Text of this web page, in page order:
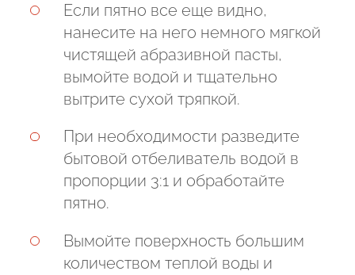
Если пятно все еще видно,
нанесите на него немного мягкой
чистящей абразивной пасты,
вымойте водой и тщательно
вытрите сухой тряпкой.
При необходимости разведите
бытовой отбеливатель водой в
пропорции 3:1 и обработайте
пятно.
Вымойте поверхность большим
количеством теплой воды и